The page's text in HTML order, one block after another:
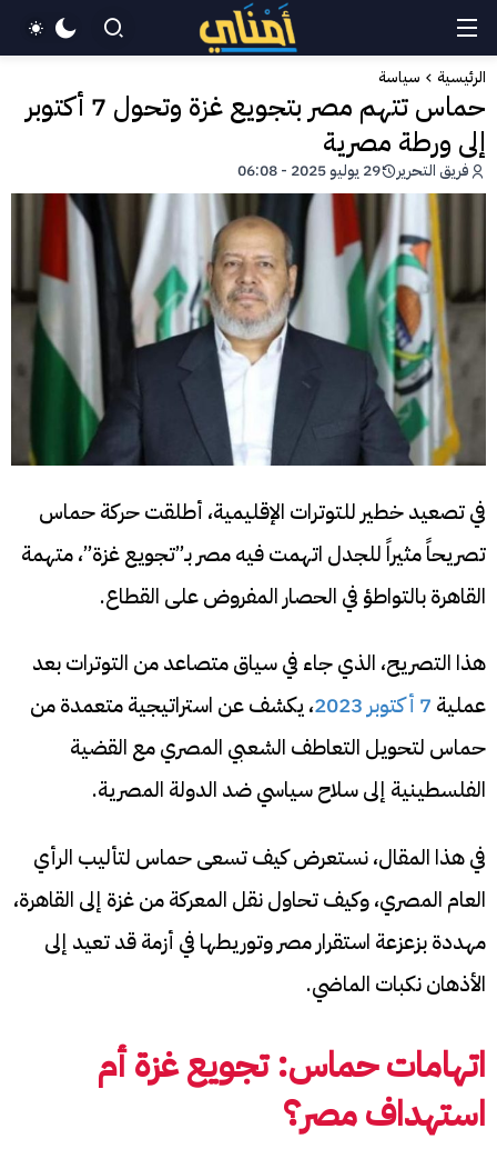
الرئيسية سياسة
حماس تتهم مصر بتجويع غزة وتحول 7 أكتوبر
إلى ورطة مصرية
فريق التحرير 29 يوليو 2025 - 06:08
في تصعيد خطير للتوترات الإقليمية، أطلقت حركة حماس
تصريحاً مثيراً للجدل اتهمت فيه مصر بـ”تجويع غزة”، متهمة
القاهرة بالتواطؤ في الحصار المفروض على القطاع.
هذا التصريح، الذي جاء في سياق متصاعد من التوترات بعد
عملية 7 أكتوبر 2023
، يكشف عن استراتيجية متعمدة من
حماس لتحويل التعاطف الشعبي المصري مع القضية
الفلسطينية إلى سلاح سياسي ضد الدولة المصرية.
في هذا المقال، نستعرض كيف تسعى حماس لتأليب الرأي
العام المصري، وكيف تحاول نقل المعركة من غزة إلى القاهرة،
مهددة بزعزعة استقرار مصر وتوريطها في أزمة قد تعيد إلى
الأذهان نكبات الماضي.
اتهامات حماس: تجويع غزة أم
استهداف مصر؟